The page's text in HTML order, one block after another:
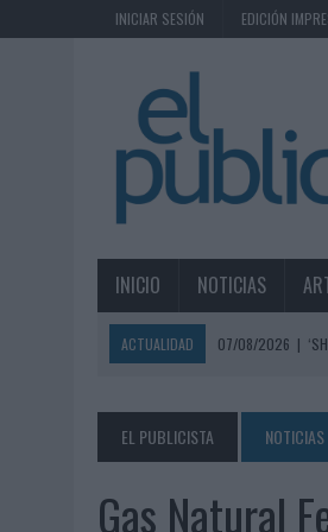
INICIAR SESIÓN EDICIÓN
INICIO NOTICIAS
ACTUALIDAD 07/08/2026 |
07/08/2026 | MG SPIRIT
07/08/2026
PATRÓN
EL PUBLICISTA NOTICIAS
Gas Natural